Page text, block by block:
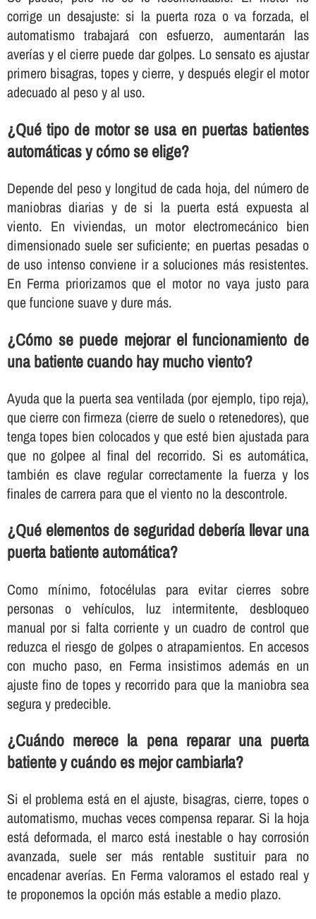
corrige un desajuste: si la puerta roza o va forzada, el
automatismo trabajará con esfuerzo, aumentarán las
averías y el cierre puede dar golpes. Lo sensato es ajustar
primero bisagras, topes y cierre, y después elegir el motor
adecuado al peso y al uso.
¿Qué tipo de motor se usa en puertas batientes
automáticas y cómo se elige?
Depende del peso y longitud de cada hoja, del número de
maniobras diarias y de si la puerta está expuesta al
viento. En viviendas, un motor electromecánico bien
dimensionado suele ser suficiente; en puertas pesadas o
de uso intenso conviene ir a soluciones más resistentes.
En Ferma priorizamos que el motor no vaya justo para
que funcione suave y dure más.
¿Cómo se puede mejorar el funcionamiento de
una batiente cuando hay mucho viento?
Ayuda que la puerta sea ventilada (por ejemplo, tipo reja),
que cierre con firmeza (cierre de suelo o retenedores), que
tenga topes bien colocados y que esté bien ajustada para
que no golpee al final del recorrido. Si es automática,
también es clave regular correctamente la fuerza y los
finales de carrera para que el viento no la descontrole.
¿Qué elementos de seguridad debería llevar una
puerta batiente automática?
Como mínimo, fotocélulas para evitar cierres sobre
personas o vehículos, luz intermitente, desbloqueo
manual por si falta corriente y un cuadro de control que
reduzca el riesgo de golpes o atrapamientos. En accesos
con mucho paso, en Ferma insistimos además en un
ajuste fino de topes y recorrido para que la maniobra sea
segura y predecible.
¿Cuándo merece la pena reparar una puerta
batiente y cuándo es mejor cambiarla?
Si el problema está en el ajuste, bisagras, cierre, topes o
automatismo, muchas veces compensa reparar. Si la hoja
está deformada, el marco está inestable o hay corrosión
avanzada, suele ser más rentable sustituir para no
encadenar averías. En Ferma valoramos el estado real y
te proponemos la opción más estable a medio plazo.